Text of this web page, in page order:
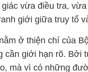
vừa điều tra,
giới giữa truy tố
ở thiện chí của
cần giới hạn rõ. Bởi
mà vì có những